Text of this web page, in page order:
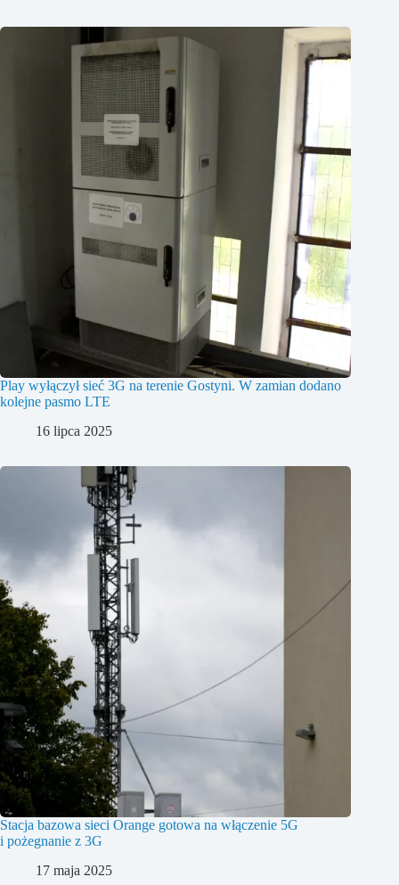
Play wyłączył sieć 3G na terenie Gostyni. W zamian dodano
kolejne pasmo LTE
16 lipca 2025
Stacja bazowa sieci Orange gotowa na włączenie 5G
i pożegnanie z 3G
17 maja 2025